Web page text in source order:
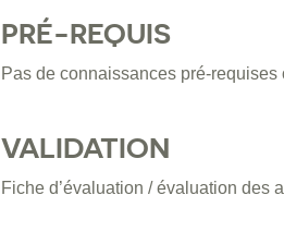
PRÉ-REQUIS
Pas de connaissances pré-
VALIDATION
Fiche d’évaluation / évaluation des